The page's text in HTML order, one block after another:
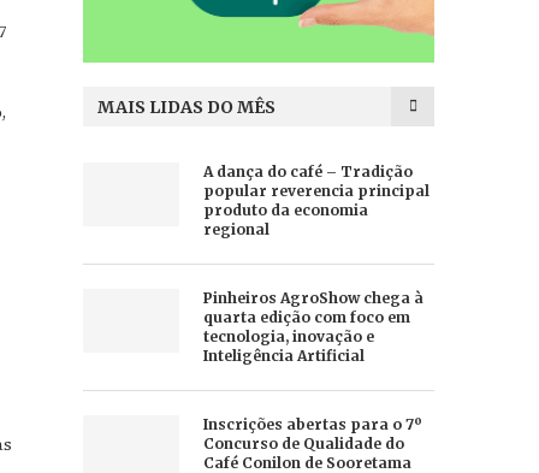
MAIS LIDAS DO MÊS
A dança do café – Tradição
popular reverencia principal
produto da economia
regional
Pinheiros AgroShow chega à
quarta edição com foco em
tecnologia, inovação e
Inteligência Artificial
Inscrições abertas para o 7º
Concurso de Qualidade do
Café Conilon de Sooretama